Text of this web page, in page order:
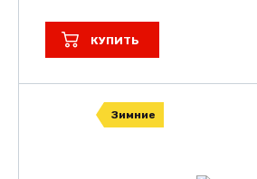
КУПИТЬ
Зимние